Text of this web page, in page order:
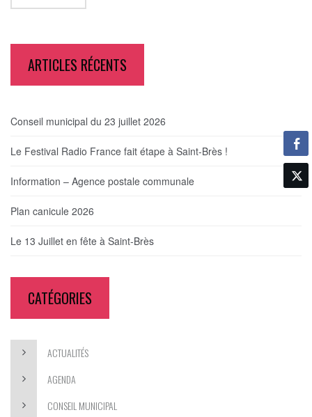
ARTICLES RÉCENTS
Conseil municipal du 23 juillet 2026
Le Festival Radio France fait étape à Saint-Brès !
Information – Agence postale communale
Plan canicule 2026
Le 13 Juillet en fête à Saint-Brès
CATÉGORIES
ACTUALITÉS
AGENDA
CONSEIL MUNICIPAL